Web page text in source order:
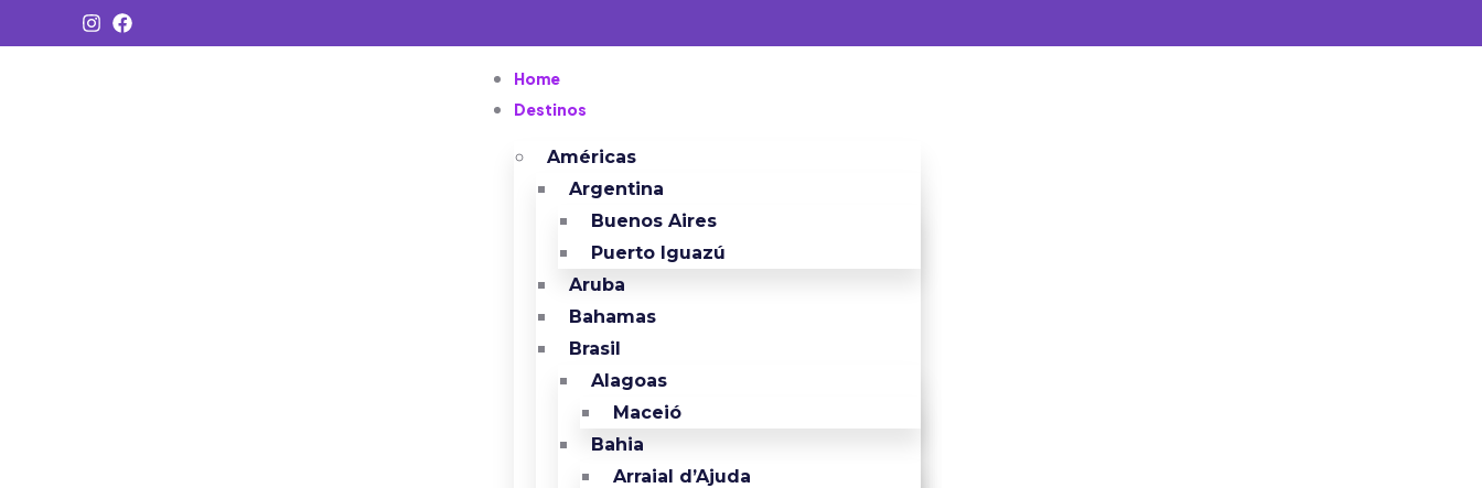
Home
Destinos
Américas
Argentina
Buenos Aires
Puerto Iguazú
Aruba
Bahamas
Brasil
Alagoas
Maceió
Bahia
Arraial d’Ajuda